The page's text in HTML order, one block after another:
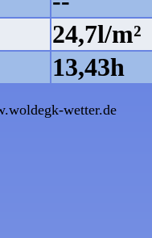
24,7l/m²
13,43h
wetter.de